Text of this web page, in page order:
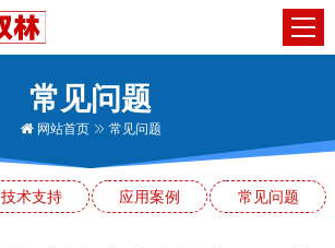
常见问题
网站首页 常见问题
技术支持 应用案例 常见问题